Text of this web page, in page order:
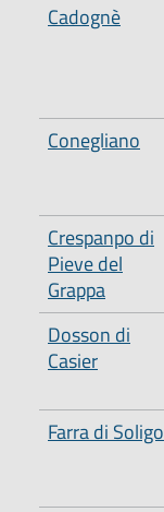
Cadognè
Conegliano
Crespanpo di
Pieve del
Grappa
Dosson di
Casier
Farra di Soligo